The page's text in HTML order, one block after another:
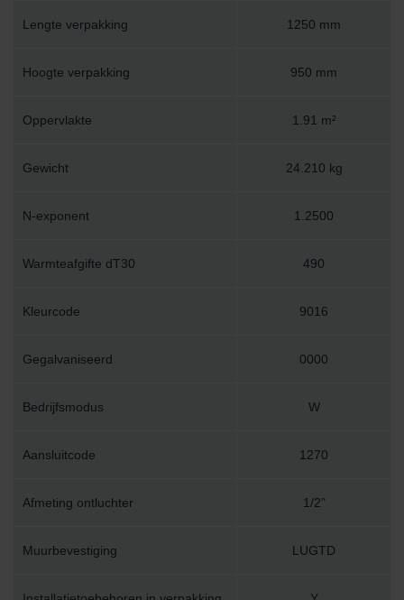
Lengte verpakking 1250 mm
Hoogte verpakking 950 mm
Oppervlakte 1.91 m²
Gewicht 24.210 kg
N-exponent 1.2500
Warmteafgifte dT30 490
Kleurcode 9016
Gegalvaniseerd 0000
Bedrijfsmodus W
Aansluitcode 1270
Afmeting ontluchter 1/2"
Muurbevestiging LUGTD